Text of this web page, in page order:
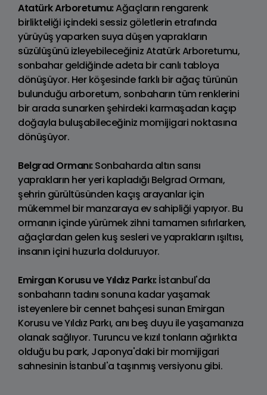
Atatürk Arboretumu:Ağaçların rengarenk
birlikteliği içindeki sessiz göletlerin etrafında
yürüyüş yaparken suya düşen yaprakların
süzülüşünü izleyebileceğiniz Atatürk Arboretumu,
sonbahar geldiğinde adeta bir canlı tabloya
dönüşüyor. Her köşesinde farklı bir ağaç türünün
bulunduğu arboretum, sonbaharın tüm renklerini
bir arada sunarken şehirdeki karmaşadan kaçıp
doğayla buluşabileceğiniz momijigari noktasına
dönüşüyor.
Belgrad Ormanı:Sonbaharda altın sarısı
yaprakların her yeri kapladığı Belgrad Ormanı,
şehrin gürültüsünden kaçış arayanlar için
mükemmel bir manzaraya ev sahipliği yapıyor. Bu
ormanın içinde yürümek zihni tamamen sıfırlarken,
ağaçlardan gelen kuş sesleri ve yaprakların ışıltısı,
insanın içini huzurla dolduruyor.
Emirgan Korusu ve Yıldız Parkı:İstanbul'da
sonbaharın tadını sonuna kadar yaşamak
isteyenlere bir cennet bahçesi sunan Emirgan
Korusu ve Yıldız Parkı, anı beş duyu ile yaşamanıza
olanak sağlıyor. Turuncu ve kızıl tonların ağırlıkta
olduğu bu park, Japonya'daki bir momijigari
sahnesinin İstanbul'a taşınmış versiyonu gibi.